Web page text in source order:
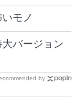
モノ
バージョン
by